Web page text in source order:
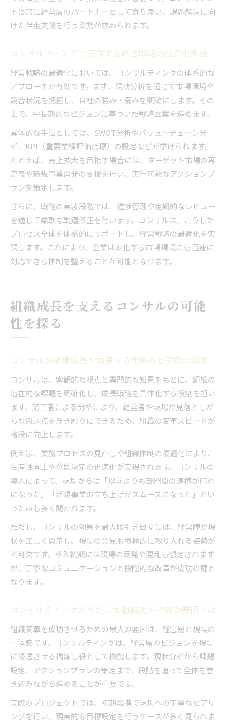
トは常に経営層のパートナーとして寄り添い、課題解決に向
けた伴走支援を行う姿勢が求められます。
コンサルティングで実現する経営戦略の最適化手法
経営戦略の最適化においては、コンサルティングの体系的な
アプローチが有効です。まず、現状分析を通じて市場環境や
競合状況を把握し、自社の強み・弱みを明確にします。その
上で、中長期的なビジョンに基づいた戦略立案を進めます。
具体的な手法としては、SWOT分析やバリューチェーン分
析、KPI（重要業績評価指標）の設定などが挙げられます。
たとえば、売上拡大を目指す場合には、ターゲット市場の再
定義や新規事業開発の支援を行い、実行可能なアクションプ
ランを策定します。
さらに、戦略の実装段階では、進捗管理や定期的なレビュー
を通じて柔軟な軌道修正を行います。コンサルは、こうした
プロセス全体を体系的にサポートし、経営戦略の最適化を実
現します。これにより、企業は変化する市場環境にも迅速に
対応できる体制を整えることが可能となります。
組織成長を支えるコンサルの可能
性を探る
コンサルが組織成長を加速する仕組みと実際の効果
コンサルは、客観的な視点と専門的な知見をもとに、組織の
潜在的な課題を明確化し、成長戦略を具体化する役割を担い
ます。第三者による分析により、経営者や現場が見落としが
ちな問題点を浮き彫りにできるため、組織の変革スピードが
格段に向上します。
例えば、業務プロセスの見直しや組織体制の最適化により、
生産性向上や意思決定の迅速化が実現されます。コンサルの
導入によって、現場からは「以前よりも部門間の連携が円滑
になった」「新規事業の立ち上げがスムーズになった」とい
った声も多く聞かれます。
ただし、コンサルの効果を最大限引き出すには、経営陣が現
状を正しく開示し、現場の意見も積極的に取り入れる姿勢が
不可欠です。導入初期には現場の反発や混乱も想定されます
が、丁寧なコミュニケーションと段階的な改革が成功の鍵と
なります。
コンサルティングがもたらす組織変革の成功要因とは
組織変革を成功させるための最大の要因は、経営層と現場の
一体感です。コンサルティングは、経営層のビジョンを現場
に浸透させる橋渡し役として機能します。現状分析から課題
設定、アクションプランの策定まで、段階を追って全体を巻
き込みながら進めることが重要です。
実際のプロジェクトでは、初期段階で現場への丁寧なヒアリ
ングを行い、現実的な目標設定を行うケースが多く見られま